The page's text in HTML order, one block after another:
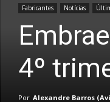
Fabricantes Notícias
4º
Por Alexandre Barros